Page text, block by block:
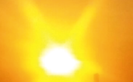
〉コンプライアンスへの取り組み
〉品質方針・安全・ 環境への取り組み
〉農業・森林
〉除雪・災害復旧